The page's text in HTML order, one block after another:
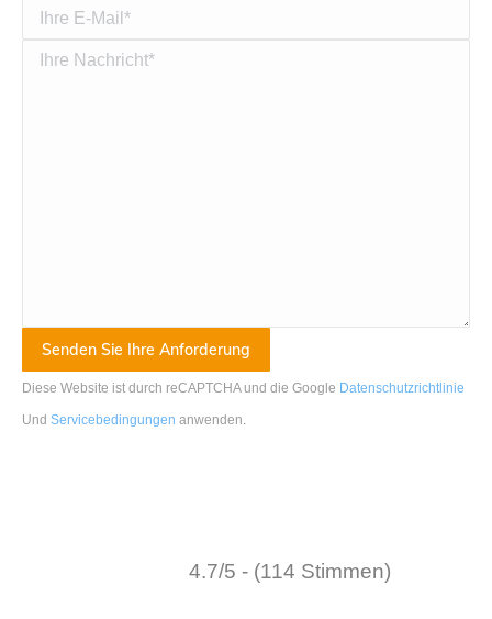
Diese Website ist durch reCAPTCHA und die Google Datenschutzrichtlinie
Und Servicebedingungen anwenden.
4.7/5 - (114 Stimmen)